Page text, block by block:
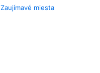
Zaujímavé miesta